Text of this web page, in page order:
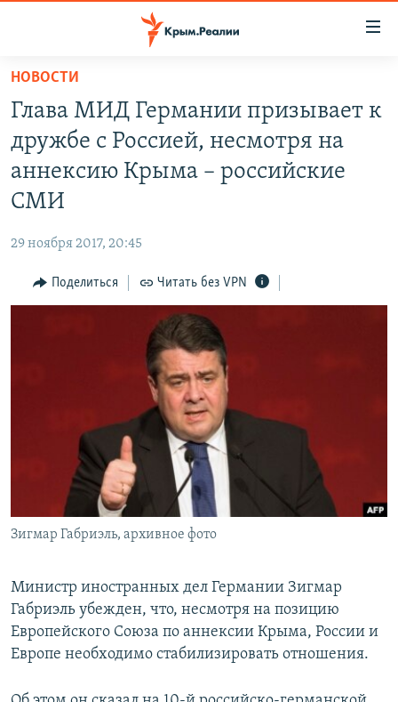
Вернуться
основному
содержанию
Вернутся
главной
Вернутся
поиску
СПЕЦПРОЕКТЫ
КАРТА ВОЕННЫХ ОБЪЕКТОВ КРЫМА
ВОДА
ИСТОРИЯ
ИНТЕРАКТИВ
ИНФОГРАФИКА
ТЕЛЕПРОЕКТ КРЫМ.РЕАЛИИ
СОВЕТЫ ПРАВОЗАЩИТНИКОВ
ПРОПАВШИЕ БЕЗ ВЕСТИ
ПОБЕДИТЕЛЕЙ НЕ СУДЯТ?
КРЫМ.НЕПОКОРЕННЫЙ
УКРАИНСКАЯ ПРОБЛЕМА КРЫМА
РАДІО СВОБОДА
КАК ОБОЙТИ БЛОКИРОВКУ
Все сайты RFE/RL
НОВОСТИ
Глава МИД Германии призывает к
дружбе с Россией, несмотря на
аннексию Крыма – российские
СМИ
29 ноября 2017, 20:45
Поделиться Читать без VPN
Зигмар Габриэль, архивное фото
Министр иностранных дел Германии Зигмар
Габриэль убежден, что, несмотря на позицию
Европейского Союза по аннексии Крыма, России и
Европе необходимо стабилизировать отношения.